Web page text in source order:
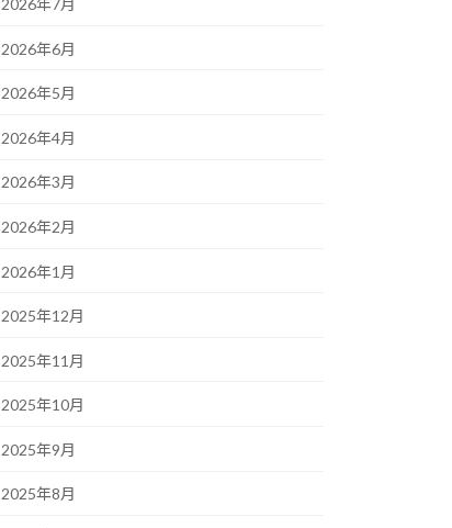
2026年7月
2026年6月
2026年5月
2026年4月
2026年3月
2026年2月
2026年1月
2025年12月
2025年11月
2025年10月
2025年9月
2025年8月